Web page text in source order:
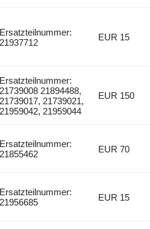
Ersatzteilnummer:
21937712
EUR 15
Ersatzteilnummer:
21739008 21894488,
21739017, 21739021,
21959042, 21959044
EUR 150
Ersatzteilnummer:
21855462
EUR 70
Ersatzteilnummer:
21956685
EUR 15